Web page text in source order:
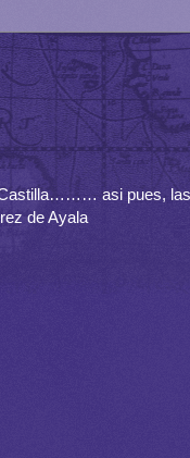
Castilla……… asi pues,
de Ayala